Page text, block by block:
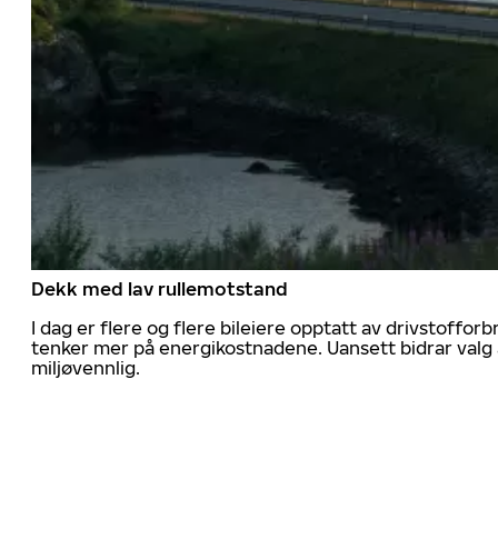
Dekk med lav rullemotstand
I dag er flere og flere bileiere opptatt av
tenker mer på energikostnadene. Uansett bidrar
miljøvennlig.